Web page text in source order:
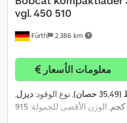
Fürth 2.386 km
vgl. 450 510
معلومات الأسعار
, نوع الوقود:ديزل,
, الوزن الأقصى للحمولة: 915